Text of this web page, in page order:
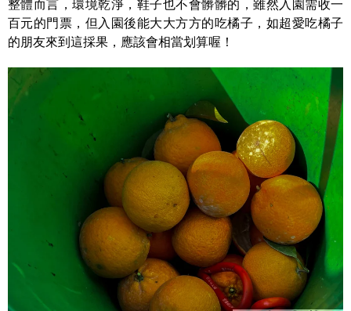
整體而言，環境乾淨，鞋子也不會髒髒的，雖然入園需收一
百元的門票，但入園後能大大方方的吃橘子，如超愛吃橘子
的朋友來到這採果，應該會相當划算喔！